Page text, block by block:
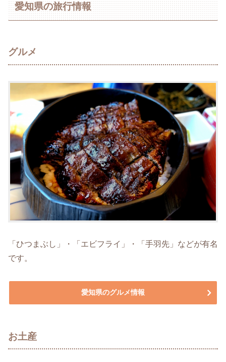
愛知県の旅行情報
グルメ
「ひつまぶし」・「エビフライ」・「手羽先」などが有名
です。
愛知県のグルメ情報
お土産